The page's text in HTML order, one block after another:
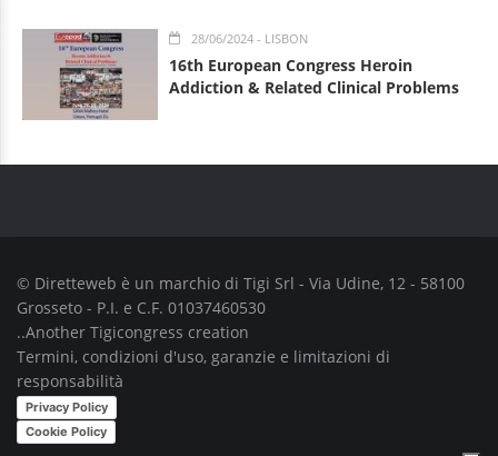
28/06/2024 - LISBON
16th European Congress Heroin
Addiction & Related Clinical Problems
© Diretteweb è un marchio di Tigi Srl - Via Udine, 12 - 58100
Grosseto - P.I. e C.F. 01037460530
..Another Tigicongress creation
Termini, condizioni d'uso, garanzie e limitazioni di
responsabilità
Privacy Policy
Cookie Policy